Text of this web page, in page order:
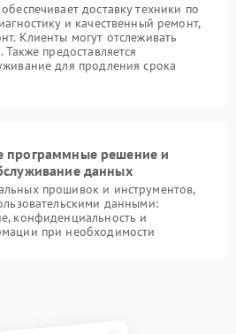
доставку техники по
и качественный ремонт,
Клиенты могут отслеживать
предоставляется
для продления срока
программные решение и
данных
прошивок и инструментов,
данными:
конфиденциальность и
при необходимости